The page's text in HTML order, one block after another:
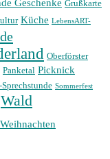
Geschenke Grußkarte
Küche LebensART-
Oberförster
Panketal Picknick
Sommerfest
Wald
Weihnachten